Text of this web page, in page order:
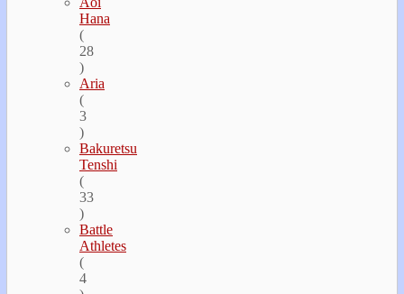
Hana
(
28
)
Aria
(
3
)
Bakuretsu
Tenshi
(
33
)
Battle
Athletes
(
4